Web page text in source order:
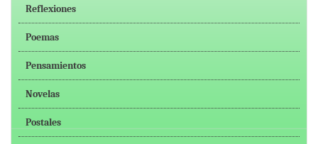
Reflexiones
Poemas
Pensamientos
Novelas
Postales